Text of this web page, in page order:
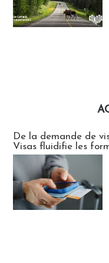
De la demande de
Visas fluidifie les